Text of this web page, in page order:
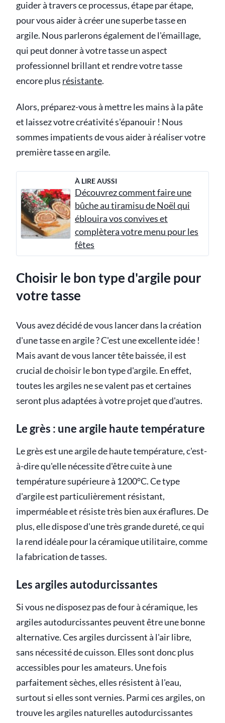
guider à travers ce processus, étape par étape,
pour vous aider à créer une superbe tasse en
argile. Nous parlerons également de l'émaillage,
qui peut donner à votre tasse un aspect
professionnel brillant et rendre votre tasse
encore plus résistante.
Alors, préparez-vous à mettre les mains à la pâte
et laissez votre créativité s'épanouir ! Nous
sommes impatients de vous aider à réaliser votre
première tasse en argile.
À LIRE AUSSI
Découvrez comment faire une
bûche au tiramisu de Noël qui
éblouira vos convives et
complètera votre menu pour les
fêtes
Choisir le bon type d'argile pour
votre tasse
Vous avez décidé de vous lancer dans la création
d'une tasse en argile ? C'est une excellente idée !
Mais avant de vous lancer tête baissée, il est
crucial de choisir le bon type d'argile. En effet,
toutes les argiles ne se valent pas et certaines
seront plus adaptées à votre projet que d'autres.
Le grès : une argile haute température
Le grès est une argile de haute température, c'est-
à-dire qu'elle nécessite d'être cuite à une
température supérieure à 1200°C. Ce type
d'argile est particulièrement résistant,
imperméable et résiste très bien aux éraflures. De
plus, elle dispose d'une très grande dureté, ce qui
la rend idéale pour la céramique utilitaire, comme
la fabrication de tasses.
Les argiles autodurcissantes
Si vous ne disposez pas de four à céramique, les
argiles autodurcissantes peuvent être une bonne
alternative. Ces argiles durcissent à l'air libre,
sans nécessité de cuisson. Elles sont donc plus
accessibles pour les amateurs. Une fois
parfaitement sèches, elles résistent à l'eau,
surtout si elles sont vernies. Parmi ces argiles, on
trouve les argiles naturelles autodurcissantes